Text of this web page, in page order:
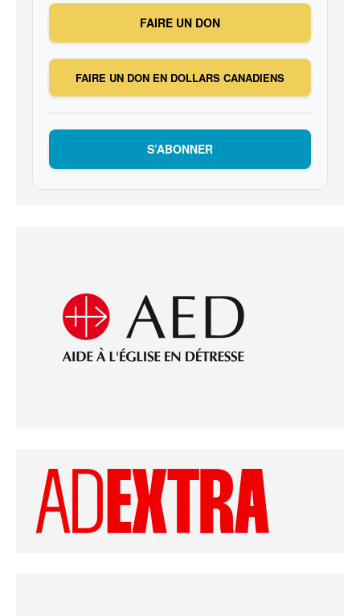
FAIRE UN DON
FAIRE UN DON EN DOLLARS CANADIENS
S’ABONNER